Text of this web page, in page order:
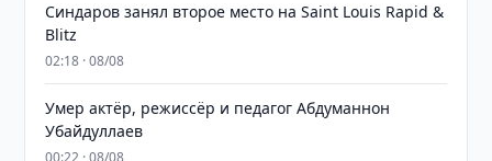
Синдаров занял второе место на Saint Louis Rapid &
Blitz
02:18 · 08/08
Умер актёр, режиссёр и педагог Абдуманнон
Убайдуллаев
00:22 · 08/08